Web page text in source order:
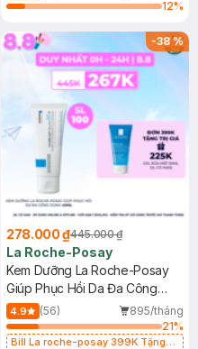
12%
-38%
278.000 ₫445.000 ₫
La Roche-Posay
Kem Dưỡng La Roche-Posay
Giúp Phục Hồi Da Đa Công
Dụng 40ml
4.9 (56)
895/tháng
21%
Bill La roche-posay 399K Tặng